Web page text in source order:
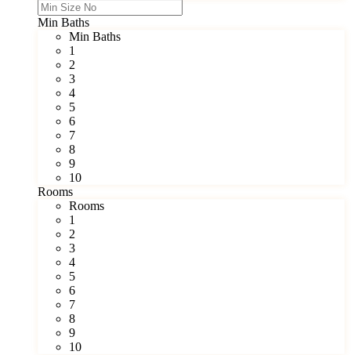
Min Baths
Min Baths
1
2
3
4
5
6
7
8
9
10
Rooms
Rooms
1
2
3
4
5
6
7
8
9
10